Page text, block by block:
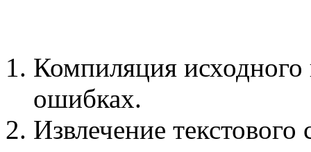
Компиляция
ошибках.
Извлечение